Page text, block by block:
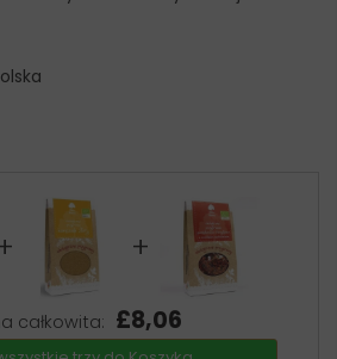
+
całkowita: £8,06